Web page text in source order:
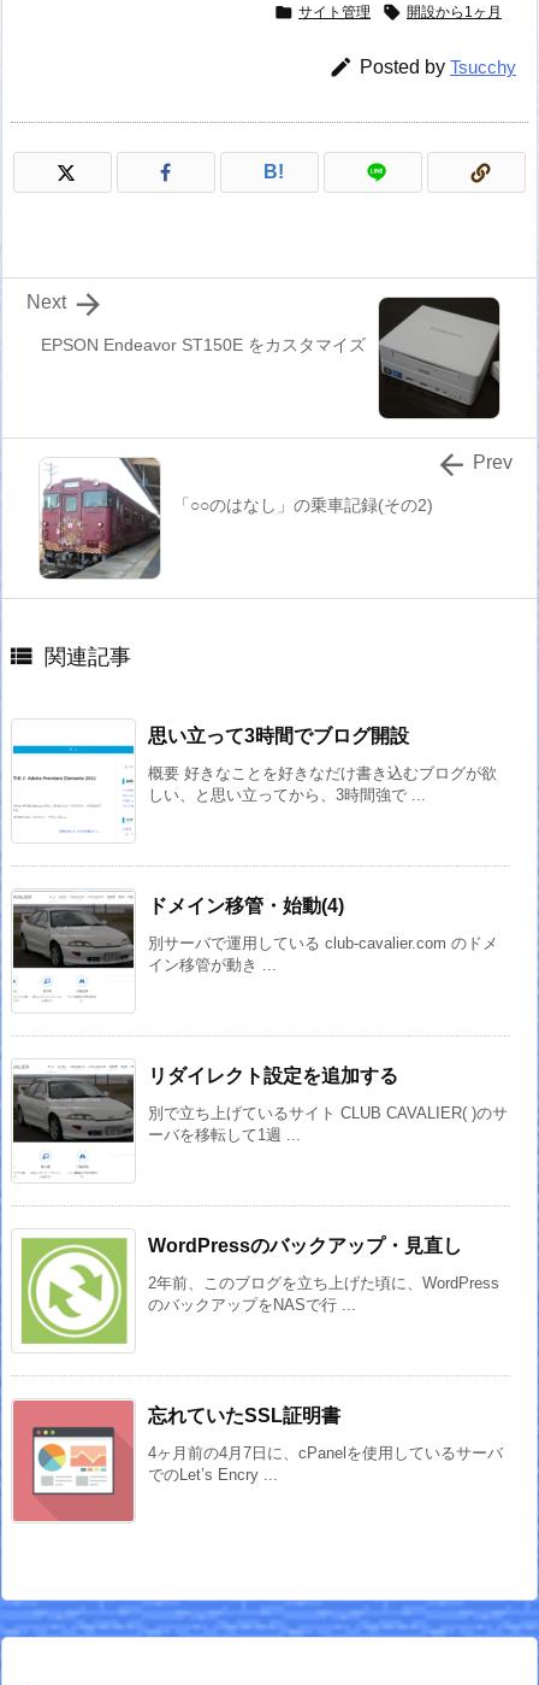
 サイト管理  開設から1ヶ月
 Posted by Tsucchy
B!
EPSON Endeavor ST150E をカスタマイズ

Next
「○○のはなし」の乗車記録(その2)
 Prev
 関連記事
思い立って3時間でブログ開設
概要 好きなことを好きなだけ書き込むブログが欲
しい、と思い立ってから、3時間強で ...
ドメイン移管・始動(4)
別サーバで運用している club-cavalier.com のドメ
イン移管が動き ...
リダイレクト設定を追加する
別で立ち上げているサイト CLUB CAVALIER( )のサ
ーバを移転して1週 ...
WordPressのバックアップ・見直し
2年前、このブログを立ち上げた頃に、WordPress
のバックアップをNASで行 ...
忘れていたSSL証明書
4ヶ月前の4月7日に、cPanelを使用しているサーバ
でのLet’s Encry ...